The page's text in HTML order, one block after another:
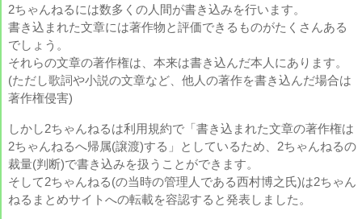
2ちゃんねるには数多くの人間が書き込みを行います。
書き込まれた文章には著作物と評価できるものがたくさんある
でしょう。
それらの文章の著作権は、本来は書き込んだ本人にあります。
(ただし歌詞や小説の文章など、他人の著作を書き込んだ場合は
著作権侵害)
しかし2ちゃんねるは利用規約で「書き込まれた文章の著作権は
2ちゃんねるへ帰属(譲渡)する」としているため、2ちゃんねるの
裁量(判断)で書き込みを扱うことができます。
そして2ちゃんねる(の当時の管理人である西村博之氏)は2ちゃん
ねるまとめサイトへの転載を容認すると発表しました。